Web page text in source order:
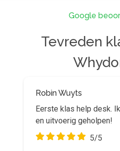
Google
Tevreden
Robin Wuyts
Eerste klas help desk.
en uitvoerig geholpen!
5/5
Stijn Belt
Goed platform! Wij
van met onze stichting
inzamelingsacties te